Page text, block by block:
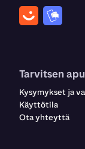
Tarvitsen
Kysymykset ja
Käyttötila
Ota yhteyttä